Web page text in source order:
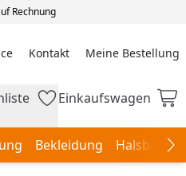
Rechnung
Kontakt Meine Bestellung
Meine Bestellung
Einkaufswagen
Einkaufswagen
Bekleidung